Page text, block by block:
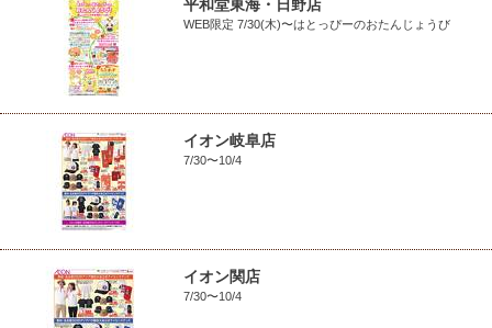
平和堂東海・日野店
WEB限定 7/30(木)〜はとっぴーのおたんじょうび
イオン岐阜店
7/30〜10/4
イオン関店
7/30〜10/4